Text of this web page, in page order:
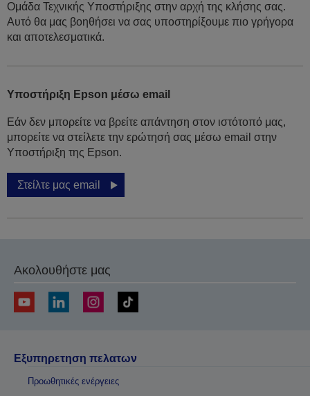
Ομάδα Τεχνικής Υποστήριξης στην αρχή της κλήσης σας.
Αυτό θα μας βοηθήσει να σας υποστηρίξουμε πιο γρήγορα
και αποτελεσματικά.
Υποστήριξη Epson μέσω email
Εάν δεν μπορείτε να βρείτε απάντηση στον ιστότοπό μας,
μπορείτε να στείλετε την ερώτησή σας μέσω email στην
Υποστήριξη της Epson.
Στείλτε μας email
Ακολουθήστε μας
Εξυπηρετηση πελατων
Προωθητικές ενέργειες